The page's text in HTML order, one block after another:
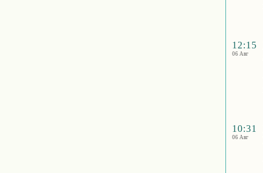
12:15
06 Авг
10:31
06 Авг